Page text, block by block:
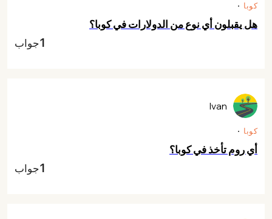
كوبا
هل يقبلون أي نوع من الدولارات في كوبا؟
1جواب
كوبا
أي روم تأخذ في كوبا؟
Ivan
1جواب